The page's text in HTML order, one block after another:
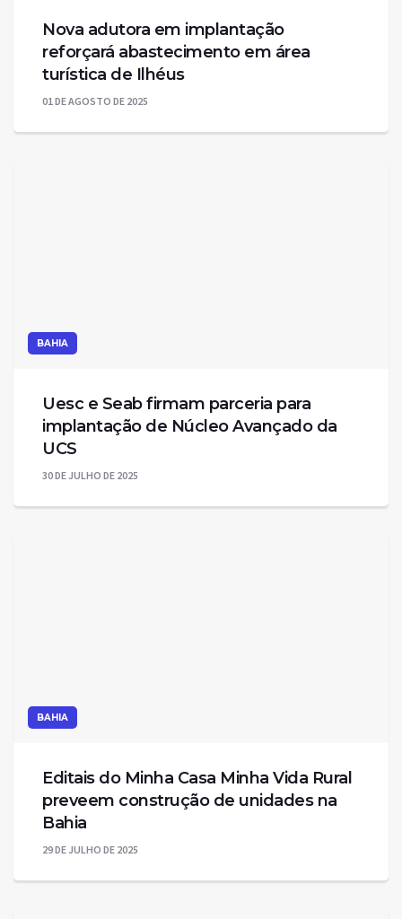
Nova adutora em implantação
reforçará abastecimento em área
turística de Ilhéus
01 DE AGOSTO DE 2025
BAHIA
Uesc e Seab firmam parceria para
implantação de Núcleo Avançado da
UCS
30 DE JULHO DE 2025
BAHIA
Editais do Minha Casa Minha Vida Rural
preveem construção de unidades na
Bahia
29 DE JULHO DE 2025